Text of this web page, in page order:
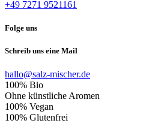
+49 7271 9521161
Folge uns
Schreib uns eine Mail
hallo@salz-mischer.de
100% Bio
Ohne künstliche Aromen
100% Vegan
100% Glutenfrei